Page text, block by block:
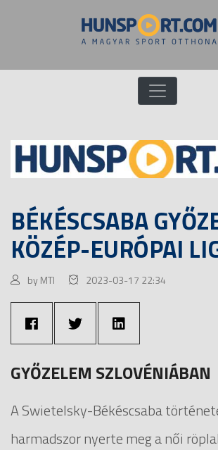
BÉKÉSCSABA
KÖZÉP-EURÓPAI
by MTI 2023-03-17 22:34
GYŐZELEM SZLOVÉNIÁBAN
A Swietelsky-Békéscsaba
harmadszor nyerte meg a női